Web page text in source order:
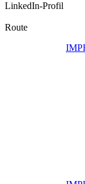
LinkedIn-Profil
Route